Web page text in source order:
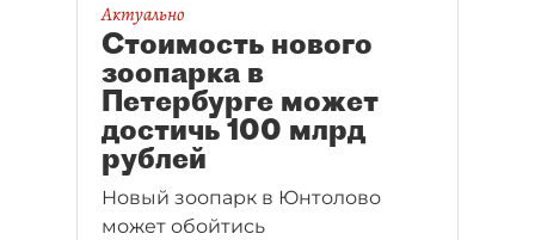
Актуально
Стоимость нового
зоопарка в
Петербурге может
достичь 100 млрд
рублей
Новый зоопарк в Юнтолово
может обойтись